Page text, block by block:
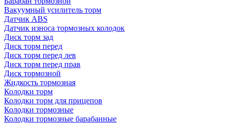
Вакуумный усилитель торм
Датчик ABS
Датчик износа тормозных колодок
Диск торм зад
Диск торм перед
Диск торм перед лев
Диск торм перед прав
Диск тормозной
Жидкость тормозная
Колодки торм
Колодки торм для прицепов
Колодки тормозные
Колодки тормозные барабанные